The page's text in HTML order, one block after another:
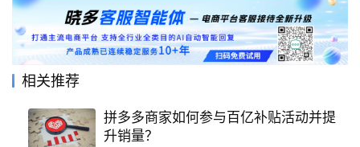
相关推荐
拼多多商家如何参与百亿补贴活动并提
升销量？